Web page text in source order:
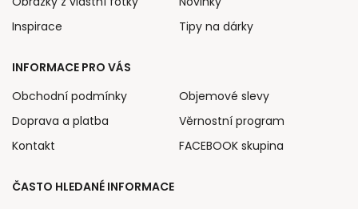
Inspirace
Tipy na dárky
INFORMACE PRO VÁS
Obchodní podmínky
Doprava a platba
Kontakt
Objemové slevy
Věrnostní program
FACEBOOK skupina
ČASTO HLEDANÉ INFORMACE